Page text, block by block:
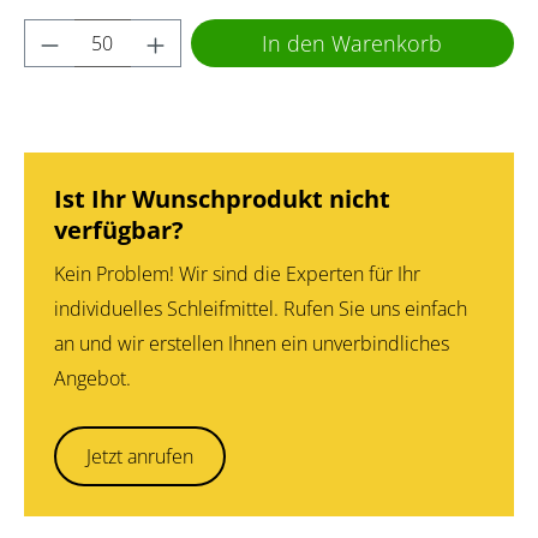
Produkt Anzahl: Gib den gewünschten
In den Warenkorb
Ist Ihr Wunschprodukt nicht
verfügbar?
Kein Problem! Wir sind die Experten für Ihr
individuelles Schleifmittel. Rufen Sie uns einfach
an und wir erstellen Ihnen ein unverbindliches
Angebot.
Jetzt anrufen